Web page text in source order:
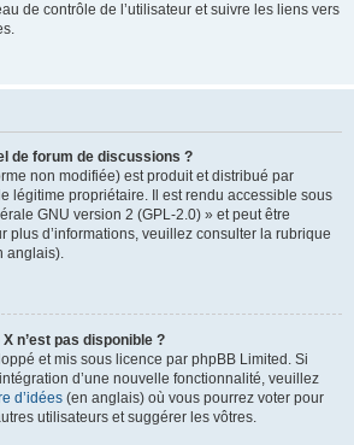
de contrôle de l’utilisateur et suivre les liens vers
de forum de discussions ?
non modifiée) est produit et distribué par
légitime propriétaire. Il est rendu accessible sous
GNU version 2 (GPL-2.0) » et peut être
plus d’informations, veuillez consulter la rubrique
anglais).
n’est pas disponible ?
et mis sous licence par phpBB Limited. Si
d’une nouvelle fonctionnalité, veuillez
d’idées (en anglais) où vous pourrez voter pour
utilisateurs et suggérer les vôtres.